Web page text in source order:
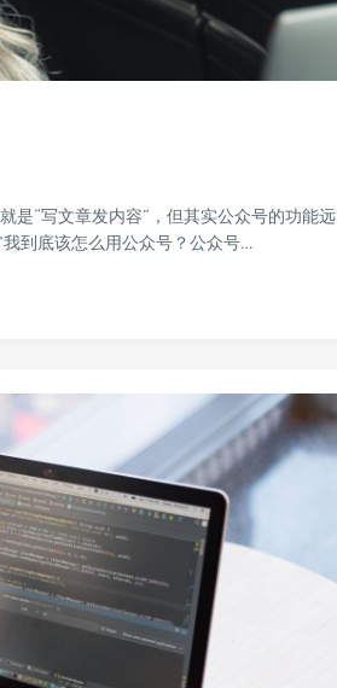
是“写文章发内容”，但其实公众号的功能远
到底该怎么用公众号？公众号…